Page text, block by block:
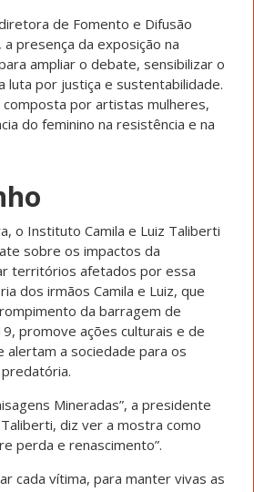
de Fomento e Difusão
a presença da exposição na
ampliar o debate, sensibilizar o
luta por justiça e sustentabilidade.
composta por artistas mulheres,
do feminino na resistência e na
o Instituto Camila e Luiz Taliberti
sobre os impactos da
territórios afetados por essa
dos irmãos Camila e Luiz, que
da barragem de
promove ações culturais e de
alertam a sociedade para os
Mineradas”, a presidente
diz ver a mostra como
perda e renascimento”.
cada vítima, para manter vivas as